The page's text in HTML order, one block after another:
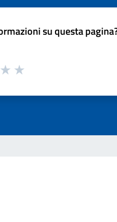
su questa